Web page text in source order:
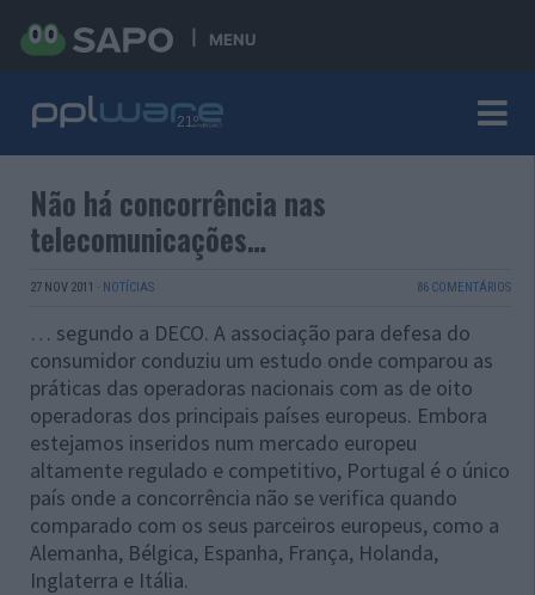
MENU
Não há concorrência nas
telecomunicações…
27 NOV 2011 · NOTÍCIAS 86 COMENTÁRIOS
… segundo a DECO. A associação para defesa do
consumidor conduziu um estudo onde comparou as
práticas das operadoras nacionais com as de oito
operadoras dos principais países europeus. Embora
estejamos inseridos num mercado europeu
altamente regulado e competitivo, Portugal é o único
país onde a concorrência não se verifica quando
comparado com os seus parceiros europeus, como a
Alemanha, Bélgica, Espanha, França, Holanda,
Inglaterra e Itália.